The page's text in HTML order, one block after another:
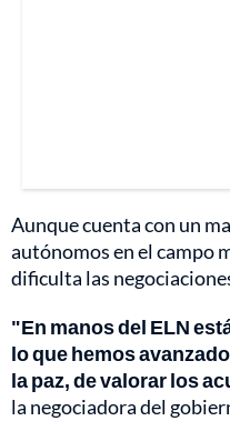
Aunque cuenta con un
autónomos en el campo
dificulta las
"En manos del ELN
lo que hemos
la paz, de valorar los
la negociadora del